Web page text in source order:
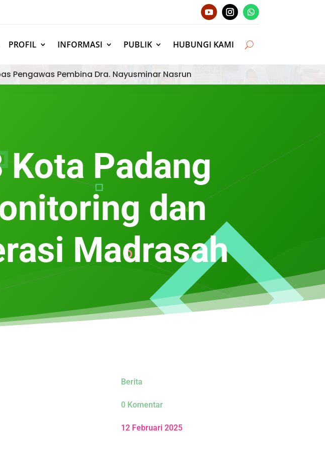
PROFIL INFORMASI PUBLIK HUBUNGI KAMI
Pengawas Pembina Dra. Nayusminar Nasrun
Padang
dan
Madrasah
Berita
0 Komentar
12 Februari 2025